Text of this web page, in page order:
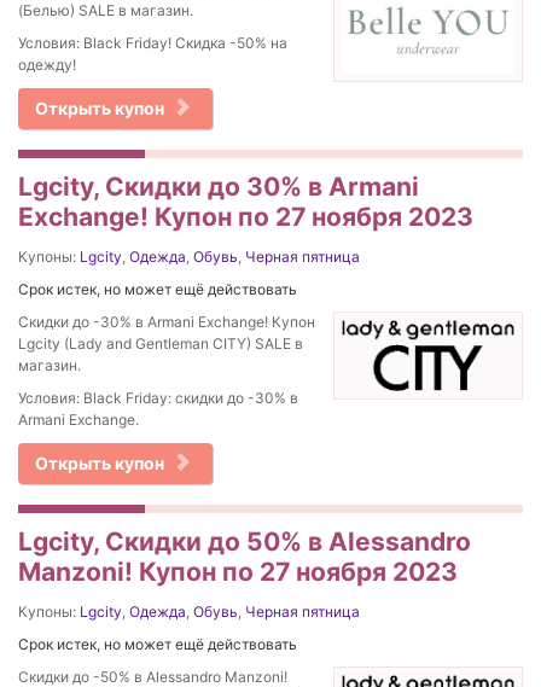
(Белью) SALE в магазин.
Условия: Black Friday! Скидка -50% на
одежду!
Открыть купон
Lgcity, Скидки до 30% в Armani
Exchange! Купон по 27 ноября 2023
Купоны: Lgcity, Одежда, Обувь, Черная пятница
Срок истек, но может ещё действовать
Скидки до -30% в Armani Exchange! Купон
Lgcity (Lady and Gentleman CITY) SALE в
магазин.
Условия: Black Friday: скидки до -30% в
Armani Exchange.
Открыть купон
Lgcity, Скидки до 50% в Alessandro
Manzoni! Купон по 27 ноября 2023
Купоны: Lgcity, Одежда, Обувь, Черная пятница
Срок истек, но может ещё действовать
Скидки до -50% в Alessandro Manzoni!